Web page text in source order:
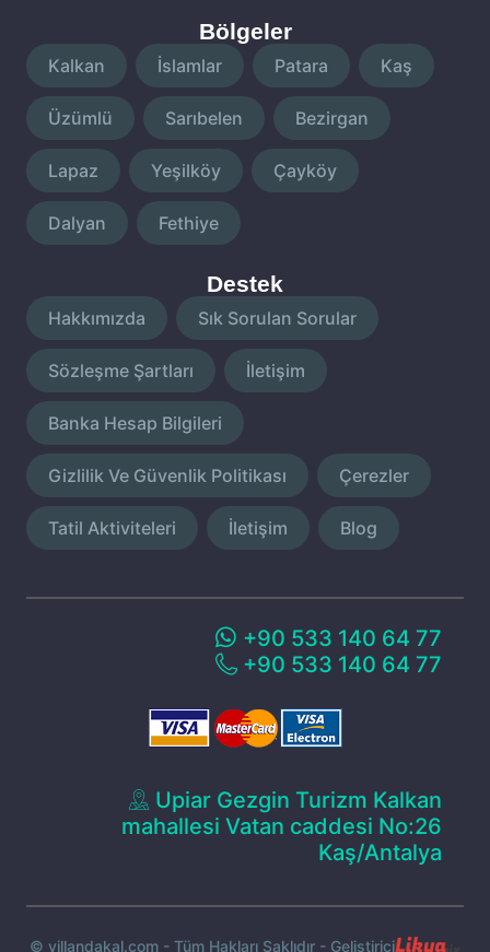
Bölgeler
Kalkan İslamlar Patara Kaş
Üzümlü Sarıbelen Bezirgan
Lapaz Yeşilköy Çayköy
Dalyan Fethiye
Destek
Hakkımızda Sık Sorulan Sorular
Sözleşme Şartları İletişim
Banka Hesap Bilgileri
Gizlilik Ve Güvenlik Politikası Çerezler
Tatil Aktiviteleri İletişim Blog
+90 533 140 64 77
+90 533 140 64 77
Upiar Gezgin Turizm Kalkan
mahallesi Vatan caddesi No:26
Kaş/Antalya
© villandakal.com - Tüm Hakları Saklıdır - Geliştirici